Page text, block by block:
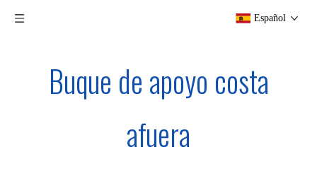
Español
Buque de apoyo costa
afuera